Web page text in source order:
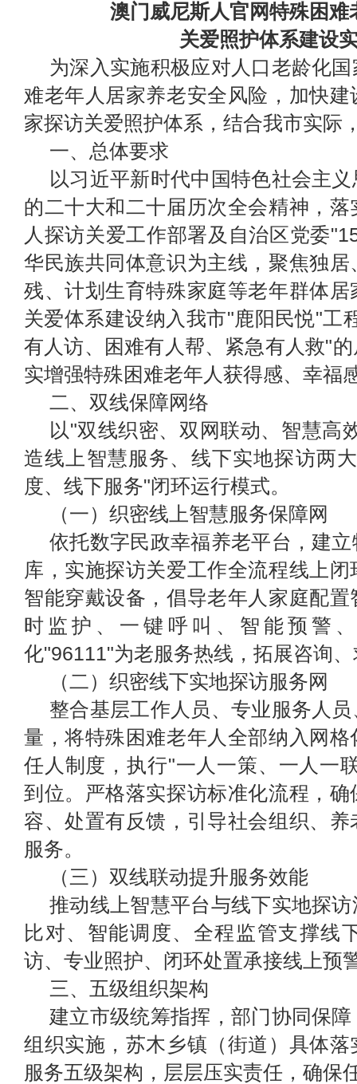
澳门威尼斯人官网特殊困难
关爱照护体系建设
为深入实施积极应对人口老龄化
难老年人居家养老安全风险，加快建
家探访关爱照护体系，结合我市实际
一、总体要求
以习近平新时代中国特色社会主
的二十大和二十届历次全会精神，
人探访关爱工作部署及自治区党委
华民族共同体意识为主线，聚焦独
残、计划生育特殊家庭等老年群体
关爱体系建设纳入我市"鹿阳民悦"工
有人访、困难有人帮、紧急有人救"
实增强特殊困难老年人获得感、幸福
二、双线保障网络
以"双线织密、双网联动、智慧高
造线上智慧服务、线下实地探访两
度、线下服务"闭环运行模式。
（一）织密线上智慧服务保障网
依托数字民政幸福养老平台，建
库，实施探访关爱工作全流程线上
智能穿戴设备，倡导老年人家庭配
时监护 、 一键呼叫、智能预警
化"96111"为老服务热线，拓展咨询
（二）织密线下实地探访服务网
整合基层工作人员、专业服务人
量，将特殊困难老年人全部纳入网
任人制度，执行"一人一策、一人一
到位。严格落实探访标准化流程，
容、处置有反馈，引导社会组织、养
服务。
（三）双线联动提升服务效能
推动线上智慧平台与线下实地探
比对、智能调度、全程监管支撑线
访、专业照护、闭环处置承接线上预
三、五级组织架构
建立市级统筹指挥 ， 部门协同保障
组织实施 ，苏木 乡镇（街道）具体落
服务五级架构，层层压实责任，确保